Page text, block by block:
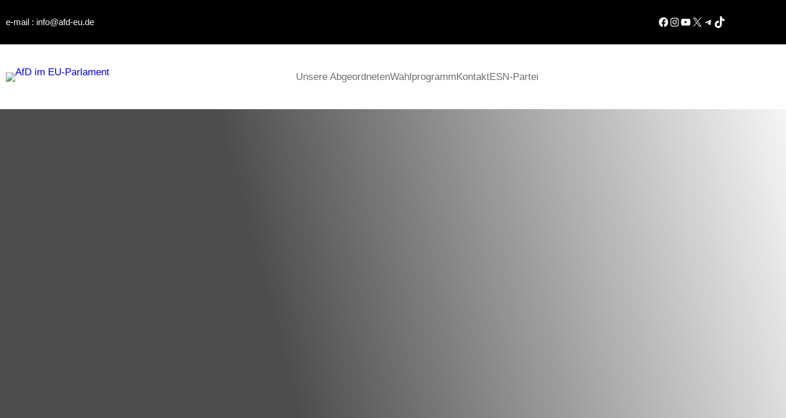
e-mail : info@afd-eu.de Facebook
Instagram
YouTube
X Telegram
TikTok
Unsere AbgeordnetenWahlprogrammKontaktESN-Partei